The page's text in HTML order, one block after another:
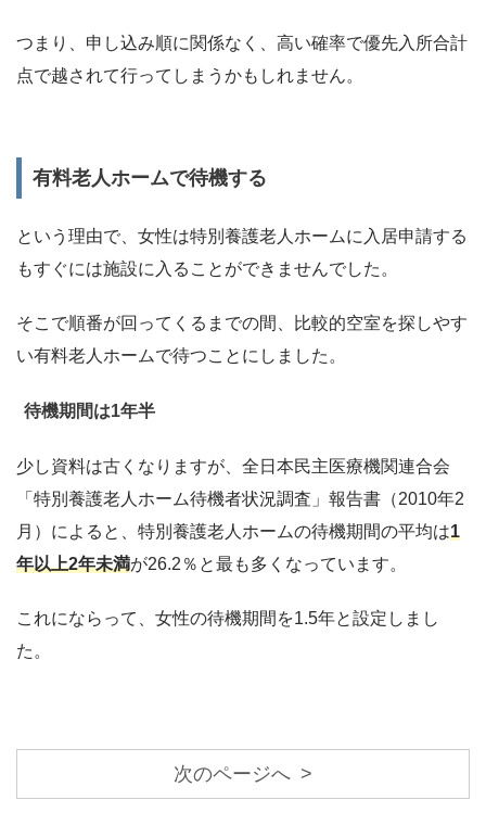
つまり、申し込み順に関係なく、高い確率で優先入所合計
点で越されて行ってしまうかもしれません。
有料老人ホームで待機する
という理由で、女性は特別養護老人ホームに入居申請する
もすぐには施設に入ることができませんでした。
そこで順番が回ってくるまでの間、比較的空室を探しやす
い有料老人ホームで待つことにしました。
待機期間は1年半
少し資料は古くなりますが、全日本民主医療機関連合会
「特別養護老人ホーム待機者状況調査」報告書（2010年2
月）によると、特別養護老人ホームの待機期間の平均は1
年以上2年未満が26.2％と最も多くなっています。
これにならって、女性の待機期間を1.5年と設定しまし
た。
次のページへ >